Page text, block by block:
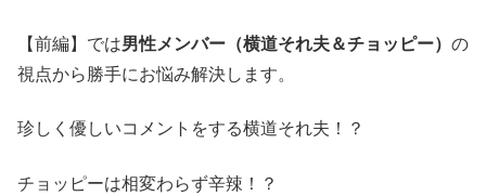
【前編】では男性メンバー（横道それ夫＆チョッピー） の
視点から勝手にお悩み解決します。
珍しく優しいコメントをする横道それ夫！？
チョッピーは相変わらず辛辣！？